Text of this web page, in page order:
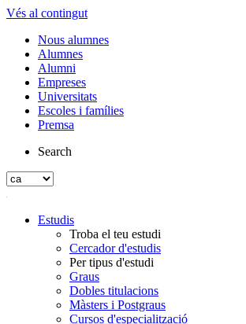
Vés al contingut
Nous alumnes
Alumnes
Alumni
Empreses
Universitats
Escoles i famílies
Premsa
Search
Estudis
Troba el teu estudi
Cercador d'estudis
Per tipus d'estudi
Graus
Dobles titulacions
Màsters i Postgraus
Cursos d'especialització